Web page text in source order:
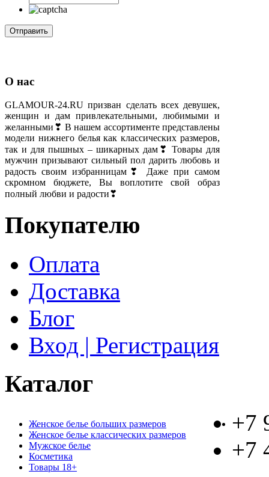
О нас
GLAMOUR-24.RU призван сделать всех девушек,
женщин и дам привлекательными, любимыми и
желанными❣ В нашем ассортименте представлены
модели нижнего белья как классических размеров,
так и для пышных – шикарных дам❣ Товары для
мужчин призывают сильный пол дарить любовь и
радость своим избранницам❣ Даже при самом
скромном бюджете, Вы воплотите свой образ
полный любви и радости❣
Покупателю
Оплата
Доставка
Блог
Вход | Регистрация
Каталог
Женское белье больших размеров
Женское белье классических размеров
Мужское белье
Косметика
Товары 18+
+7
+7